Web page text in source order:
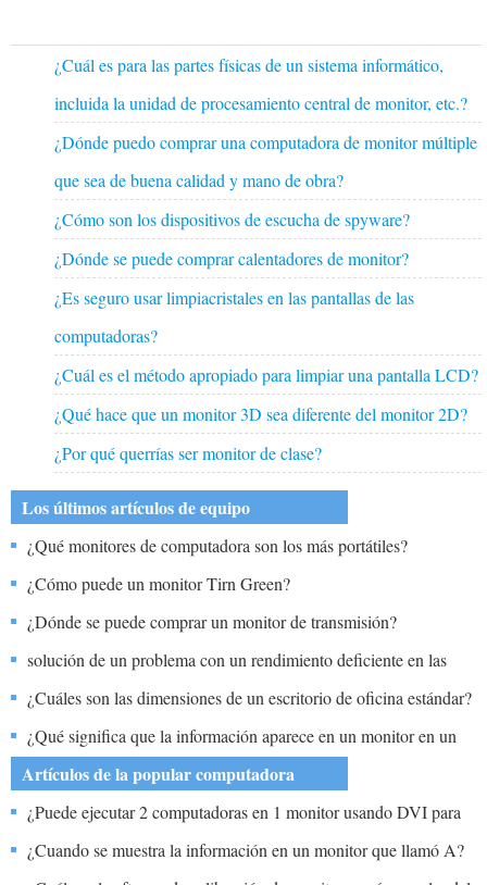
¿Cuál es para las partes físicas de un sistema informático,
incluida la unidad de procesamiento central de monitor, etc.?
¿Dónde puedo comprar una computadora de monitor múltiple
que sea de buena calidad y mano de obra?
¿Cómo son los dispositivos de escucha de spyware?
¿Dónde se puede comprar calentadores de monitor?
¿Es seguro usar limpiacristales en las pantallas de las
computadoras?
¿Cuál es el método apropiado para limpiar una pantalla LCD?
¿Qué hace que un monitor 3D sea diferente del monitor 2D?
¿Por qué querrías ser monitor de clase?
Los últimos artículos de equipo
¿Qué monitores de computadora son los más portátiles?
¿Cómo puede un monitor Tirn Green?
¿Dónde se puede comprar un monitor de transmisión?
solución de un problema con un rendimiento deficiente en las
conexiones WAN de su oficina. Al mirar el conector inteligente,
ve que la luz Tx parpadea en verde y Rx no está iluminada.
¿Cuáles son las dimensiones de un escritorio de oficina estándar?
¿Qué significa que la información aparece en un monitor en un
color de fondo diferente?
Artículos de la popular computadora
¿Puede ejecutar 2 computadoras en 1 monitor usando DVI para
uno y analógico el otro?
¿Cuando se muestra la información en un monitor que llamó A?